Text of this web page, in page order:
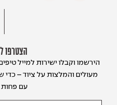
הצטרפו
הירשמו וקבלו ישירות למייל
מעולים והמלצות על ציוד – כדי
עם